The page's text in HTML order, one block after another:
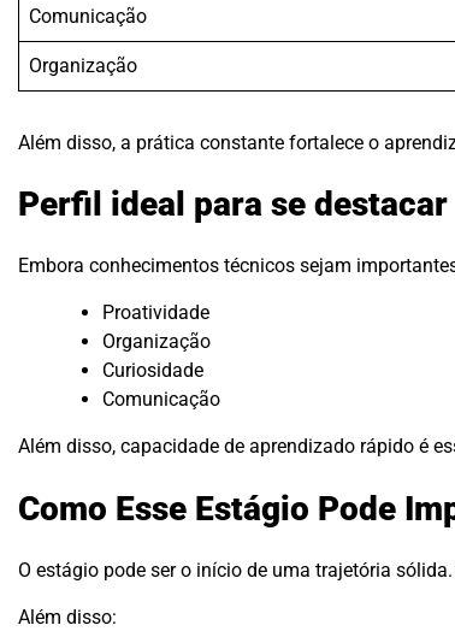
Comunicação
Organização
Além disso, a prática constante fortalece o
Perfil ideal para se destacar
Embora conhecimentos técnicos sejam
Proatividade
Organização
Curiosidade
Comunicação
Além disso, capacidade de aprendizado rápido é
Como Esse Estágio Pode
O estágio pode ser o início de uma trajetória
Além disso: